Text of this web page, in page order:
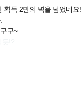
획득 2만의 벽을 넘었네요!
구~